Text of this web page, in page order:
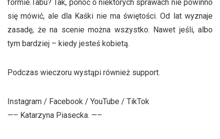
formie.Tabu? Tak, ponoć o niektórych sprawach nie powinno
się mówić, ale dla Kaśki nie ma świętości. Od lat wyznaje
zasadę, że na scenie można wszystko. Nawet jeśli, albo
tym bardziej – kiedy jesteś kobietą.
Podczas wieczoru wystąpi również support.
Instagram / Facebook / YouTube / TikTok
—– Katarzyna Piasecka. —–